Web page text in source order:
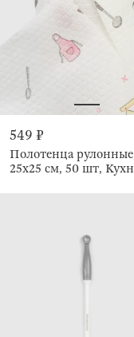
549 ₽
Полотенца
25х25 см, 50 шт,